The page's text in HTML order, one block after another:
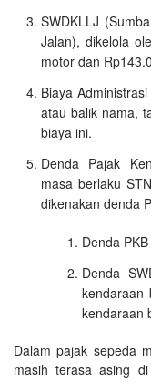
SWDKLLJ
Jalan), dikelola
motor dan
Biaya
atau balik nama,
biaya ini.
Denda Pajak
masa berlaku
dikenakan denda
Denda
Denda
kendaraan
kendaraan
Dalam pajak sepeda
masih terasa asing